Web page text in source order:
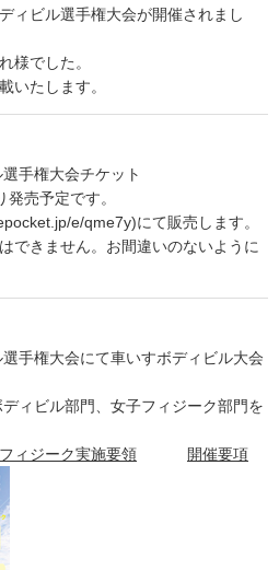
ビル選手権大会が開催されまし
でした。
たします。
手権大会チケット
売予定です。
e/qme7y)にて販売します。
ません。お間違いのないように
手権大会にて車いすボディビル大会
ビル部門、女子フィジーク部門を
ィジーク実施要領
開催要項